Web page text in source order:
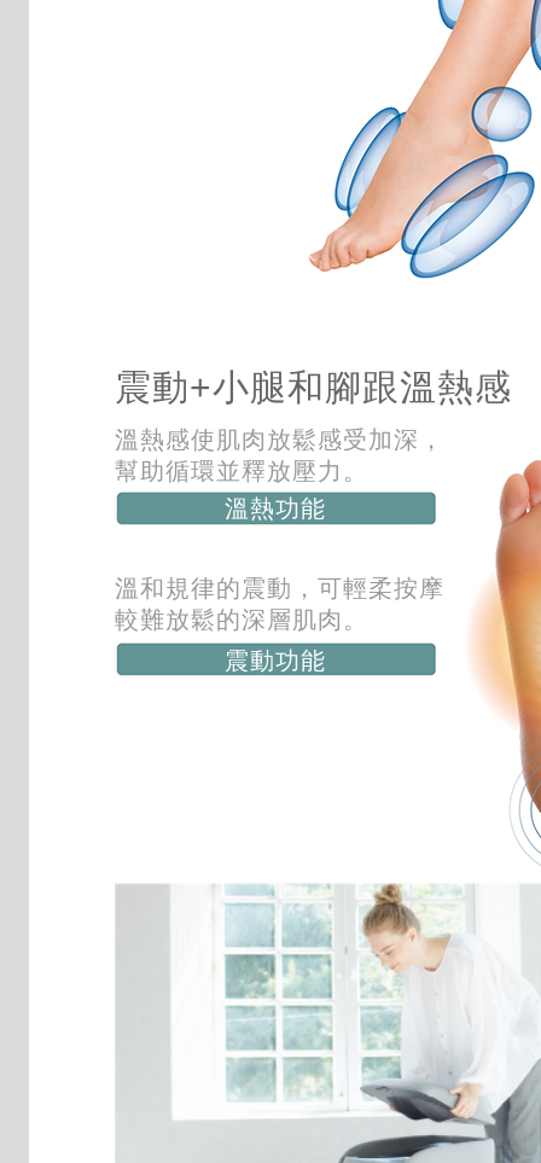
震動+小腿和腳跟溫熱感
溫熱感使肌肉放鬆感受加深，
幫助循環並釋放壓力。
溫熱功能
溫和規律的震動，可輕柔按摩
較難放鬆的深層肌肉。
震動功能